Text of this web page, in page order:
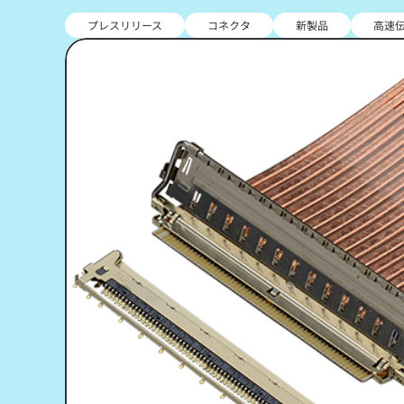
プレスリリース コネクタ 新製品 高速